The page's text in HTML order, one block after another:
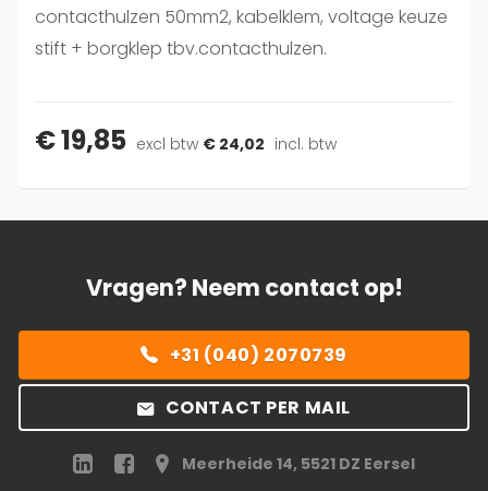
contacthulzen 50mm2, kabelklem, voltage keuze
stift + borgklep tbv.contacthulzen.
€ 19,85 excl btw € 24,02 incl. btw
Vragen? Neem contact op!
+31 (040) 2070739
CONTACT PER MAIL
Meerheide 14, 5521 DZ Eersel